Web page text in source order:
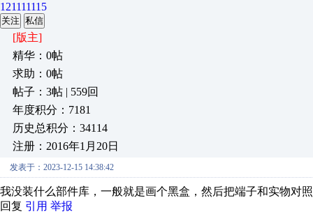
121111115
关注 私信
[版主]
精华：0帖
求助：0帖
帖子：3帖 | 559回
年度积分：7181
历史总积分：34114
注册：2016年1月20日
发表于：2023-12-15 14:38:42
我没装什么部件库，一般就是画个黑盒，然后把端子和实物对
回复 引用 举报